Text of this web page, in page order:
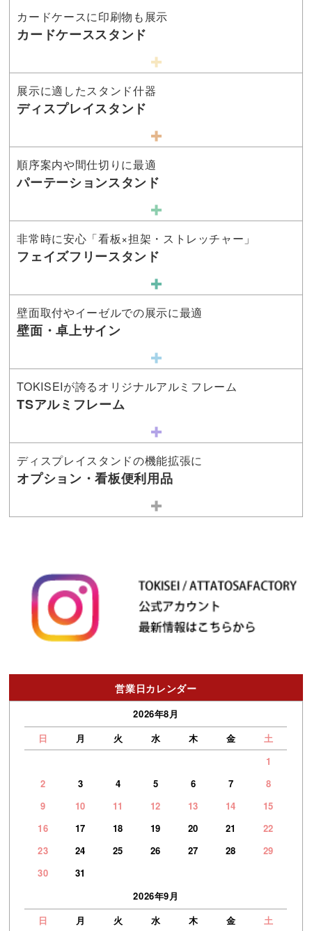
カードケースに印刷物も展示
カードケーススタンド
展示に適したスタンド什器
ディスプレイスタンド
順序案内や間仕切りに最適
パーテーションスタンド
非常時に安心「看板×担架・ストレッチャー」
フェイズフリースタンド
壁面取付やイーゼルでの展示に最適
壁面・卓上サイン
TOKISEIが誇るオリジナルアルミフレーム
TSアルミフレーム
ディスプレイスタンドの機能拡張に
オプション・看板便利用品
営業日カレンダー
2026年8月
日
月 火 水 木 金
土
1
2
3 4 5 6 7
8
9
10 11 12 13 14
15
16
17 18 19 20 21
22
23
24 25 26 27 28
29
30
31
2026年9月
日
月 火 水 木 金
土